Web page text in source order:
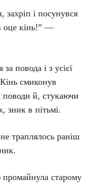
захріп і посунувся
оце кінь!” —
повода і з усієї
смиконув
поводи й, стукаючи
зник в пітьмі.
траплялось раніш
старому